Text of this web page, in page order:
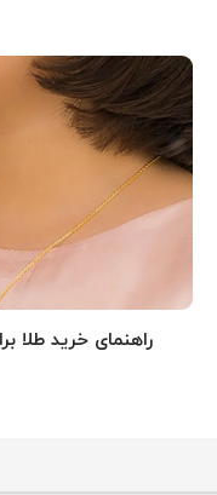
راهنمای خرید طلا